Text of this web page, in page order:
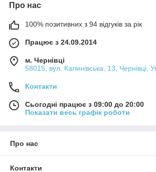
Про нас
100% позитивних з 94 відгуків за рік
Працює з 24.09.2014
м. Чернівці
58015, вул. Калинівська, 13, Чернівці,
Контакти
Сьогодні працює з 09:00 до 20:00
Показати весь графік роботи
Про нас
Контакти